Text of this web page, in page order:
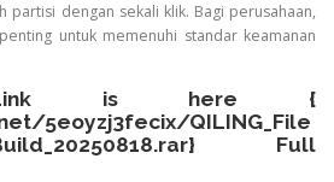
partisi dengan sekali klik. Bagi perusahaan,
untuk memenuhi standar keamanan
Link is here {
5eoyzj3fecix/QILING_File
Full